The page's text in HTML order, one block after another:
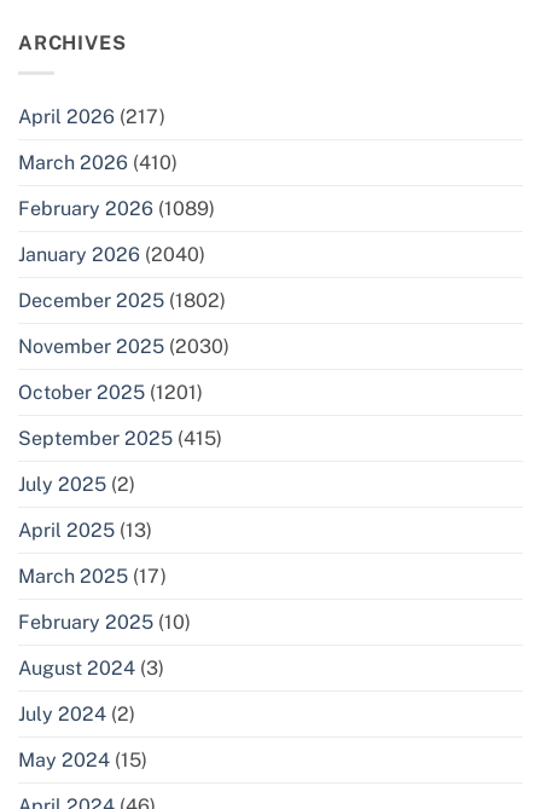
ARCHIVES
April 2026 (217)
March 2026 (410)
February 2026 (1089)
January 2026 (2040)
December 2025 (1802)
November 2025 (2030)
October 2025 (1201)
September 2025 (415)
July 2025 (2)
April 2025 (13)
March 2025 (17)
February 2025 (10)
August 2024 (3)
July 2024 (2)
May 2024 (15)